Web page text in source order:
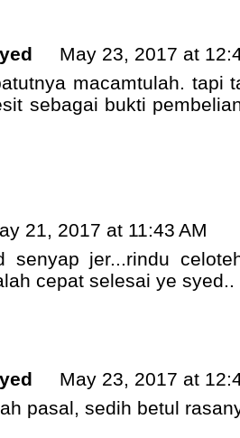
May 23, 2017 at
macamtulah. tapi
sebagai bukti
21, 2017 at 11:43 AM
senyap jer...rindu
cepat selesai ye syed..
May 23, 2017 at
pasal, sedih betul